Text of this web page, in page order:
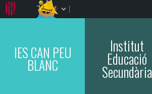
IES CAN PEU
BLANC
Institut
Educació
Secundària